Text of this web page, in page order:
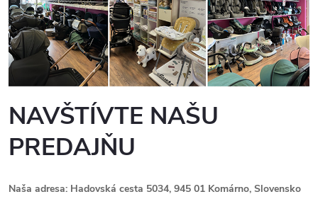
NAVŠTÍVTE NAŠU
PREDAJŇU
Naša adresa: Hadovská cesta 5034, 945 01 Komárno, Slovensko